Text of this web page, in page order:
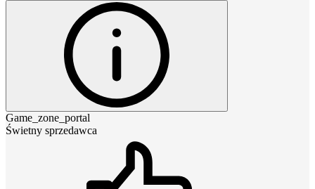
Game_zone_portal
Świetny sprzedawca